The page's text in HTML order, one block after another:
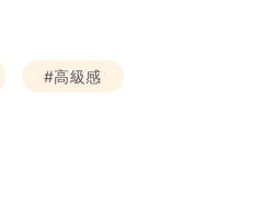
#高級感